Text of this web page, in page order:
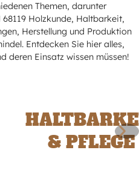
Themen, darunter
Holzkunde, Haltbarkeit,
Herstellung und Produktion
Entdecken Sie hier alles,
deren Einsatz wissen müssen!